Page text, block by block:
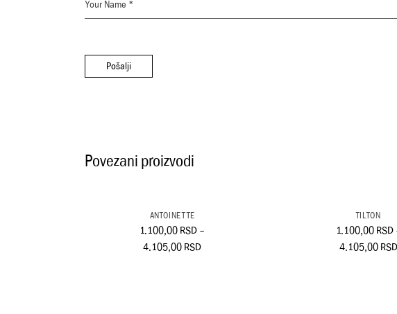
Pošalji
Povezani proizvodi
ANTOINETTE
1.100,00 RSD –
4.105,00 RSD
TILTON
1.100,00RSD
4.105,00RSD